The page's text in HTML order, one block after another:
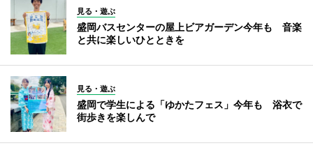
見る・遊ぶ
盛岡バスセンターの屋上ビアガーデン今年も 音楽
と共に楽しいひとときを
見る・遊ぶ
盛岡で学生による「ゆかたフェス」今年も 浴衣で
街歩きを楽しんで